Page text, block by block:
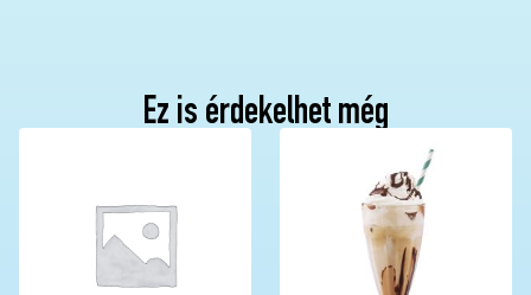
Ez is érdekelhet még